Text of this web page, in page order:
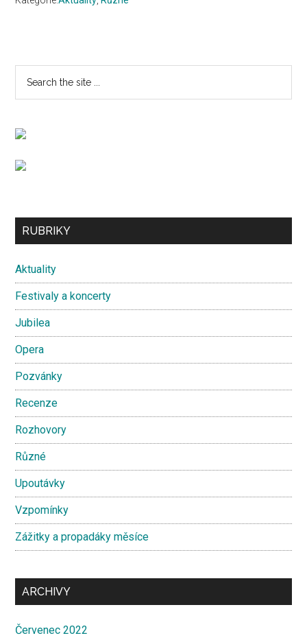
Primary
Sidebar
...
Secondary
RUBRIKY
Aktuality
Festivaly a koncerty
Jubilea
Opera
Pozvánky
Recenze
Rozhovory
Různé
Upoutávky
Vzpomínky
Zážitky a propadáky měsíce
ARCHIVY
Červenec 2022